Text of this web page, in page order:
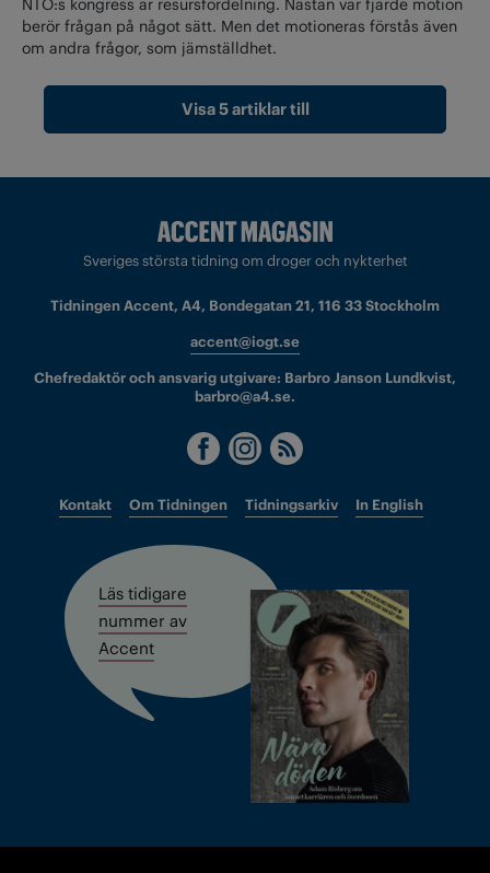
NTO:s kongress är resursfördelning. Nästan var fjärde motion
berör frågan på något sätt. Men det motioneras förstås även
om andra frågor, som jämställdhet.
Visa 5 artiklar till
Sveriges största tidning om droger och nykterhet
Tidningen Accent, A4, Bondegatan 21, 116 33 Stockholm
accent@iogt.se
Chefredaktör och ansvarig utgivare: Barbro Janson Lundkvist,
barbro@a4.se.
Kontakt Om Tidningen Tidningsarkiv In English
Läs tidigare
nummer av
Accent